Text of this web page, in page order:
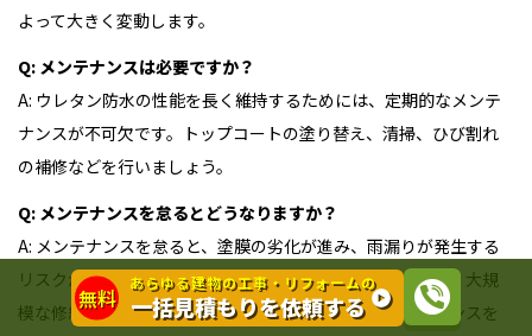
よって大きく変動します。
Q: メンテナンスは必要ですか？
A: ウレタン防水の性能を長く維持するためには、定期的なメンテ
ナンスが不可欠です。トップコートの塗り替え、清掃、ひび割れ
の補修などを行いましょう。
Q: メンテナンスを怠るとどうなりますか？
A: メンテナンスを怠ると、塗膜の劣化が進み、雨漏りが発生する
リスクが高まります。雨漏りは、建物の構造体を腐食させ、大規
模な修繕が必要になることもあります。定期的なメンテナンスを
無料
あらゆる建物の工事・リフォームの
一括見積もりを依頼する